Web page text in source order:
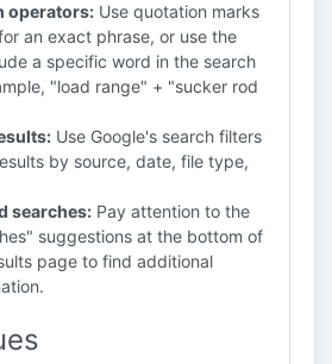
operators: Use quotation marks
an exact phrase, or use the
a specific word in the search
"load range" + "sucker rod
Use Google's search filters
by source, date, file type,
searches: Pay attention to the
suggestions at the bottom of
page to find additional